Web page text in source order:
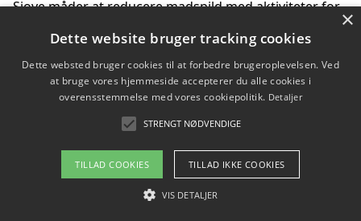
Sjove måder at reducere madspild med aktiviteter for
Hvor finder jeg nemme måltidskasser i Vejle
Om / kontakt
Blog Betingelser
×
Dette website bruger tracking cookies
Dette websted bruger cookies til at forbedre brugeroplevelsen. Ved
at bruge vores hjemmeside accepterer du alle cookies i
overensstemmelse med vores cookiepolitik. Detaljer
STRENGT NØDVENDIGE
TILLAD COOKIES TILLAD IKKE COOKIES
VIS DETALJER